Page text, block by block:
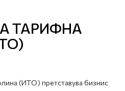
Open
ТАРИФНА
(ИТО) претставува бизнис